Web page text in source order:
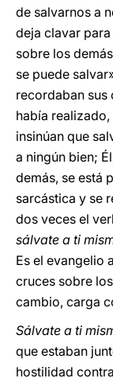
de salvarnos a
deja clavar
sobre los
se puede
recordaban sus
había
insinúan que
a ningún bien;
demás, se está
sarcástica y se
dos veces el
sálvate a ti
Es el evangelio
cruces sobre
cambio, carga
Sálvate a ti
que estaban
hostilidad